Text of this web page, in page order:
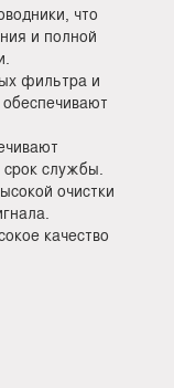
что
и полной
фильтра и
службы.
очистки
качество